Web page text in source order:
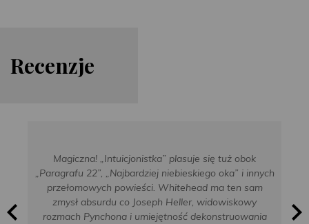
Recenzje
Magiczna! „Intuicjonistka” plasuje się tuż obok
„Paragrafu 22”, „Najbardziej niebieskiego oka” i innych
przełomowych powieści. Whitehead ma ten sam
zmysł absurdu co Joseph Heller, widowiskowy
rozmach Pynchona i umiejętność dekonstruowania